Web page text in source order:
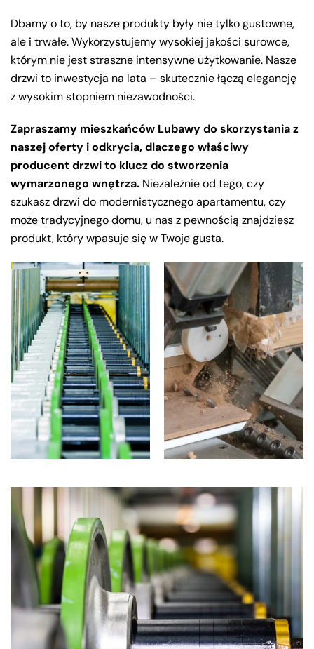
Dbamy o to, by nasze produkty były nie tylko gustowne,
ale i trwałe. Wykorzystujemy wysokiej jakości surowce,
którym nie jest straszne intensywne użytkowanie. Nasze
drzwi to inwestycja na lata – skutecznie łączą elegancję
z wysokim stopniem niezawodności.
Zapraszamy mieszkańców Lubawy do skorzystania z
naszej oferty i odkrycia, dlaczego właściwy
producent drzwi to klucz do stworzenia
wymarzonego wnętrza. Niezależnie od tego, czy
szukasz drzwi do modernistycznego apartamentu, czy
może tradycyjnego domu, u nas z pewnością znajdziesz
produkt, który wpasuje się w Twoje gusta.